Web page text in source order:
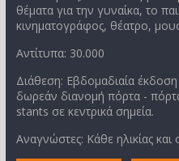
θέματα για την γυναίκα, το
κινηματογράφος, θέατρο,
Αντίτυπα: 30.000
Διάθεση: Εβδομαδιαία
δωρεάν διανομή πόρτα -
stants σε κεντρικά σημεία.
Αναγνώστες: Κάθε ηλικίας και